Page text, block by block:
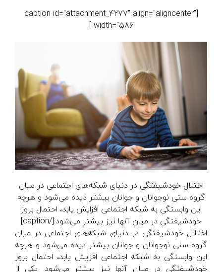
[caption id="attachment_4277" align="aligncenter"
width="586"]
اختلال خودشیفتگی در دنیای شبکه‌های اجتماعی در میان
گروه سنی نوجوانان و جوانان بیشتر دیده می‌شود و هرچه
این وابستگی به شبکه اجتماعی افزایش یابد، احتمال بروز
خودشیفتگی در میان آنها نیز بیشتر می‌شود.[/caption]
اختلال خودشیفتگی در دنیای شبکه‌های اجتماعی در میان
گروه سنی نوجوانان و جوانان بیشتر دیده می‌شود و هرچه
این وابستگی به شبکه اجتماعی افزایش یابد، احتمال بروز
خودشیفتگی در میان آنها نیز بیشتر می‌شود. یکی از